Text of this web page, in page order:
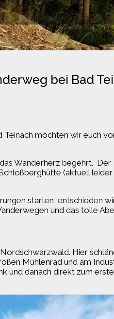
bei Bad
möchten wir euch
Wanderherz begehrt.
(aktuell
starten, entschieden
und das tolle
Hier
Mühlenrad und am
und danach direkt zum